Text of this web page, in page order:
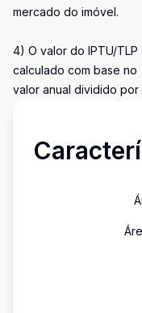
mercado do imóvel.
4) O valor do IPTU/
calculado com base no
valor anual dividido por